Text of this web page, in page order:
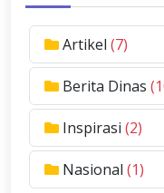
Artikel (7)
Berita Dinas
Inspirasi (2)
Nasional (1)